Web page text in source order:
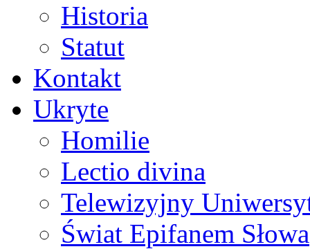
Historia
Statut
Kontakt
Ukryte
Homilie
Lectio divina
Telewizyjny
Świat Epifanem Słowa